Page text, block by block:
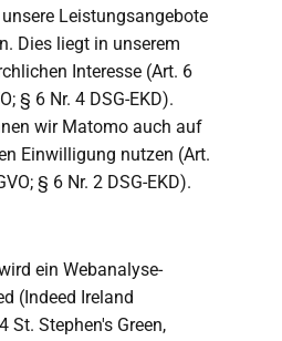
Leistungsangebote
Dies liegt in unserem
Interesse (Art. 6
§ 6 Nr. 4 DSG-EKD).
wir Matomo auch auf
Einwilligung nutzen (Art.
§ 6 Nr. 2 DSG-EKD).
ein Webanalyse-
(Indeed Ireland
St. Stephen's Green,